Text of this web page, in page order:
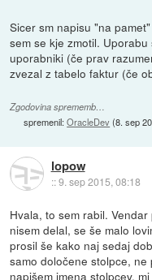
Sicer sm napisu "na
sem se kje zmotil.
uporabniki (če prav
zvezal z tabelo faktur (če
Zgodovina sprememb…
spremenil:OracleDev(8. sep
lopow
::9. sep 2015, 08:18
Hvala, to sem rabil.
nisem delal, se še malo
prosil še kako naj sedaj
samo določene stolpce,
napišem imena stolpcev,